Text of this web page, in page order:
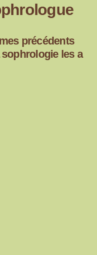
précédents
les a